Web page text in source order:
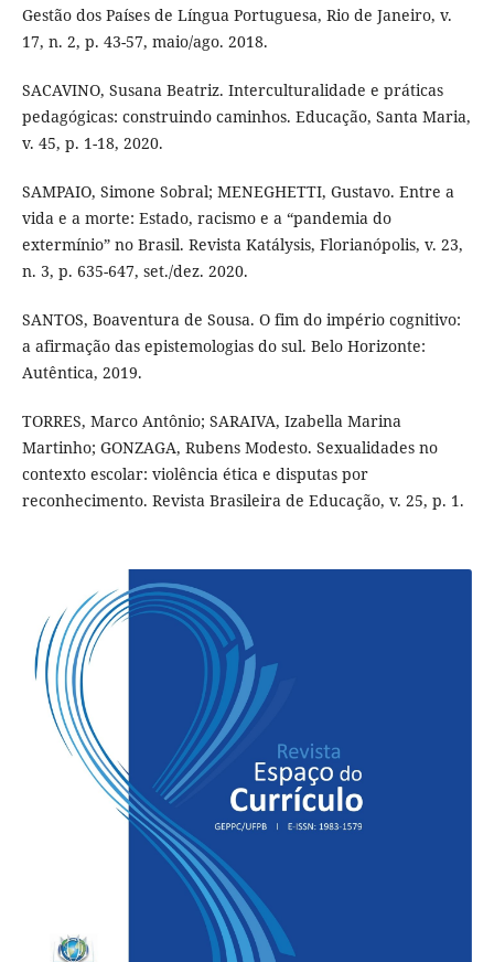
Gestão dos Países de Língua Portuguesa, Rio de Janeiro, v.
17, n. 2, p. 43-57, maio/ago. 2018.
SACAVINO, Susana Beatriz. Interculturalidade e práticas
pedagógicas: construindo caminhos. Educação, Santa Maria,
v. 45, p. 1-18, 2020.
SAMPAIO, Simone Sobral; MENEGHETTI, Gustavo. Entre a
vida e a morte: Estado, racismo e a “pandemia do
extermínio” no Brasil. Revista Katálysis, Florianópolis, v. 23,
n. 3, p. 635-647, set./dez. 2020.
SANTOS, Boaventura de Sousa. O fim do império cognitivo:
a afirmação das epistemologias do sul. Belo Horizonte:
Autêntica, 2019.
TORRES, Marco Antônio; SARAIVA, Izabella Marina
Martinho; GONZAGA, Rubens Modesto. Sexualidades no
contexto escolar: violência ética e disputas por
reconhecimento. Revista Brasileira de Educação, v. 25, p. 1.